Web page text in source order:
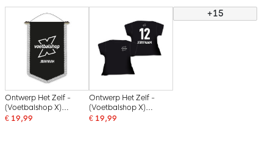
Ontwerp Het Zelf -
(Voetbalshop X)
Schildvaan
€ 19,99
Ontwerp Het Zelf -
(Voetbalshop X)
Shirtkussen
€ 19,99
+15